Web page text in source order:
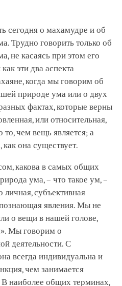
сегодня о махамудре и об
Трудно говорить только об
не касаясь при этом его
эти два аспекта
когда мы говорим об
природе ума или о двух
фактах, которые верны
или относительная,
чем вещь является; а
она существует.
какова в самых общих
ума, – что такое ум, –
субъективная
познающая явления. Мы не
о вещи в нашей голове,
Мы говорим о
деятельности. С
всегда индивидуальна и
чем занимается
В наиболее общих терминах,